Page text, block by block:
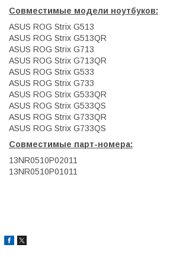
Совместимые модели ноутбуков:
ASUS ROG Strix G513
ASUS ROG Strix G513QR
ASUS ROG Strix G713
ASUS ROG Strix G713QR
ASUS ROG Strix G533
ASUS ROG Strix G733
ASUS ROG Strix G533QR
ASUS ROG Strix G533QS
ASUS ROG Strix G733QR
ASUS ROG Strix G733QS
Совместимые парт-номера:
13NR0510P02011
13NR0510P01011